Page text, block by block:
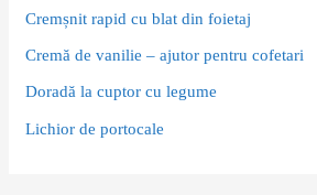
Cremșnit rapid cu blat din foietaj
Cremă de vanilie – ajutor pentru cofetari
Doradă la cuptor cu legume
Lichior de portocale